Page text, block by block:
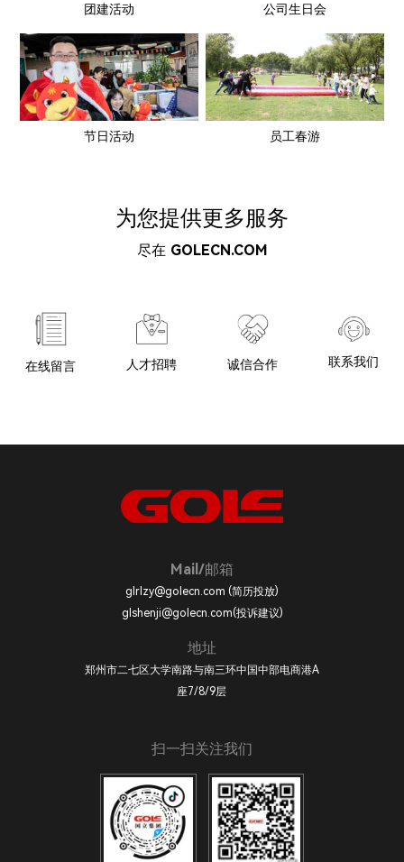
团建活动 公司生日会
节日活动 员工春游
为您提供更多服务
尽在 GOLECN.COM
在线留言 人才招聘 诚信合作 联系我们
Mail/邮箱
glrlzy@golecn.com (简历投放)
glshenji@golecn.com(投诉建议)
地址
郑州市二七区大学南路与南三环中国中部电商港A
座7/8/9层
扫一扫关注我们